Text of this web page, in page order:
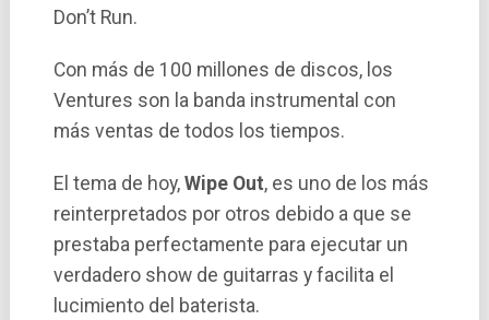
Don’t Run.
Con más de 100 millones de discos, los
Ventures son la banda instrumental con
más ventas de todos los tiempos.
El tema de hoy, Wipe Out, es uno de los más
reinterpretados por otros debido a que se
prestaba perfectamente para ejecutar un
verdadero show de guitarras y facilita el
lucimiento del baterista.